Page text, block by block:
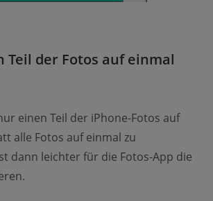
Teil der Fotos auf einmal
einen Teil der iPhone-Fotos auf
alle Fotos auf einmal zu
dann leichter für die Fotos-App die